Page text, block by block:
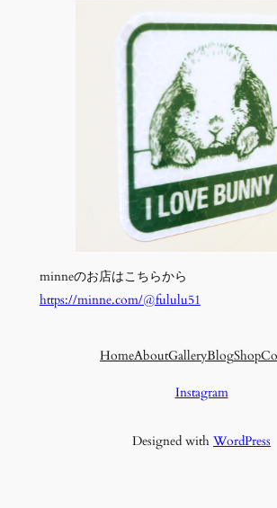
minneのお店はこちらから
https://minne.com/@fululu51
HomeAboutGalleryBlogShop
Instagram
Designed with WordPress